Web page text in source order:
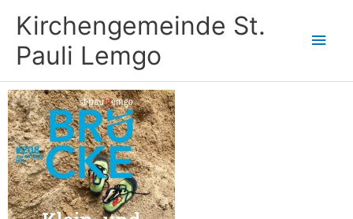
InhaltKirchengemeinde St.
Pauli Lemgo